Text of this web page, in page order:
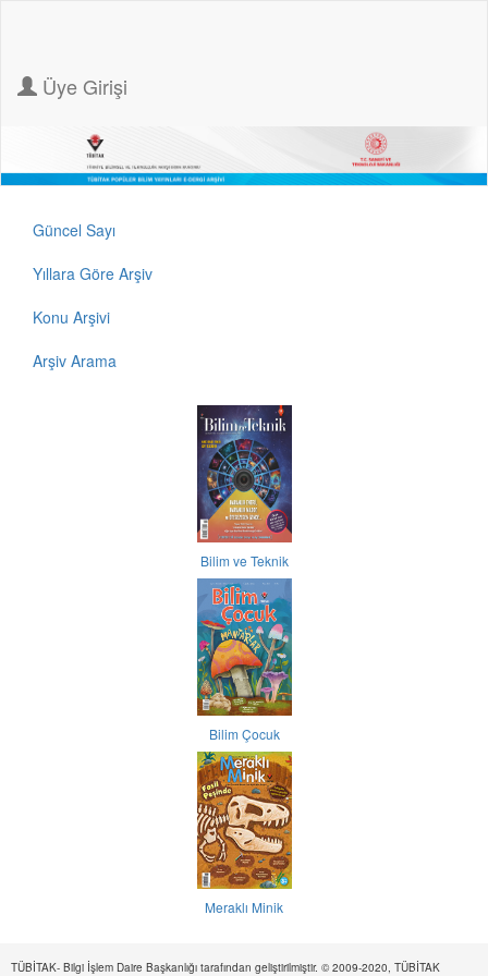
Üye Girişi
Güncel Sayı
Yıllara Göre Arşiv
Konu Arşivi
Arşiv Arama
Bilim ve Teknik
Bilim Çocuk
Meraklı Minik
TÜBİTAK- Bilgi İşlem Daire Başkanlığı tarafından geliştirilmiştir. © 2009-2020, TÜBİTAK